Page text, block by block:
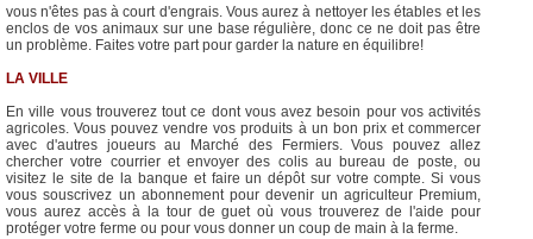
vous n'êtes pas à court d'engrais. Vous aurez à nettoyer les étables et les
enclos de vos animaux sur une base régulière, donc ce ne doit pas être
un problème. Faites votre part pour garder la nature en équilibre!
LA VILLE
En ville vous trouverez tout ce dont vous avez besoin pour vos activités
agricoles. Vous pouvez vendre vos produits à un bon prix et commercer
avec d'autres joueurs au Marché des Fermiers. Vous pouvez allez
chercher votre courrier et envoyer des colis au bureau de poste, ou
visitez le site de la banque et faire un dépôt sur votre compte. Si vous
vous souscrivez un abonnement pour devenir un agriculteur Premium,
vous aurez accès à la tour de guet où vous trouverez de l'aide pour
protéger votre ferme ou pour vous donner un coup de main à la ferme.